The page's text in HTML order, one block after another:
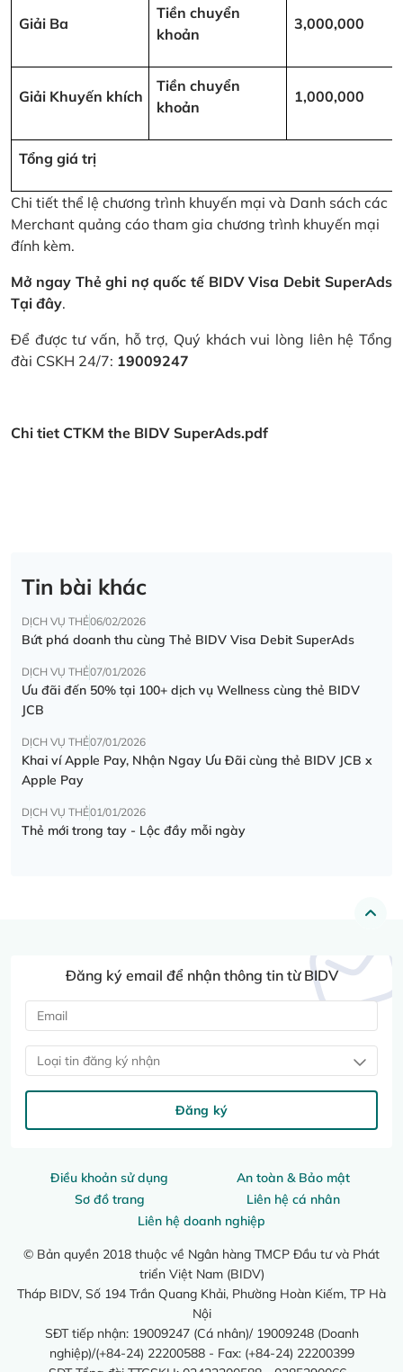
Giải Ba
Tiền chuyển
khoản
3,000,000
Giải Khuyến khích
Tiền chuyển
khoản
1,000,000
Tổng giá trị
Chi tiết thể lệ chương trình khuyến mại và Danh sách các
Merchant quảng cáo tham gia chương trình khuyến mại
đính kèm.
Mở ngay Thẻ ghi nợ quốc tế BIDV Visa Debit SuperAds
Tại đây.
Để được tư vấn, hỗ trợ, Quý khách vui lòng liên hệ Tổng
đài CSKH 24/7: 19009247
Chi tiet CTKM the BIDV SuperAds.pdf
Tin bài khác
DỊCH VỤ THẺ06/02/2026
Bứt phá doanh thu cùng Thẻ BIDV Visa Debit SuperAds
DỊCH VỤ THẺ07/01/2026
Ưu đãi đến 50% tại 100+ dịch vụ Wellness cùng thẻ BIDV
JCB
DỊCH VỤ THẺ07/01/2026
Khai ví Apple Pay, Nhận Ngay Ưu Đãi cùng thẻ BIDV JCB x
Apple Pay
DỊCH VỤ THẺ01/01/2026
Thẻ mới trong tay - Lộc đầy mỗi ngày
Điều khoản sử dụng
An toàn & Bảo mật
Sơ đồ trang
Liên hệ cá nhân
Liên hệ doanh nghiệp
© Bản quyền 2018 thuộc về Ngân hàng TMCP Đầu tư và Phát
triển Việt Nam (BIDV)
Tháp BIDV, Số 194 Trần Quang Khải, Phường Hoàn Kiếm, TP Hà
Nội
SĐT tiếp nhận: 19009247 (Cá nhân)/ 19009248 (Doanh
nghiệp)/(+84-24) 22200588 - Fax: (+84-24) 22200399
Đăng ký email để nhận thông tin từ BIDV
Loại tin đăng ký nhận
Đăng ký